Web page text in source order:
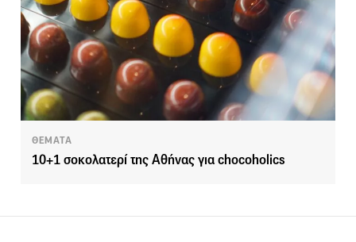
ΘΕΜΑΤΑ
10+1 σοκολατερί της Αθήνας για chocoholics